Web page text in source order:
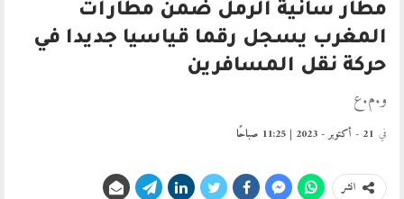
مطار سانية الرمل ضمن مطارات
المغرب يسجل رقما قياسيا جديدا في
حركة نقل المسافرين
و.م.ع
في 21 - أكتوبر - 2023 | 11:25 صباحًا
انشر